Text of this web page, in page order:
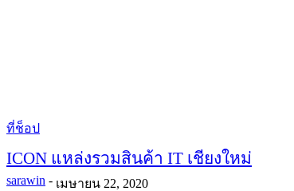
ที่ช็อป
ICON แหล่งรวมสินค้า IT เชียงใหม่
sarawin - เมษายน 22, 2020